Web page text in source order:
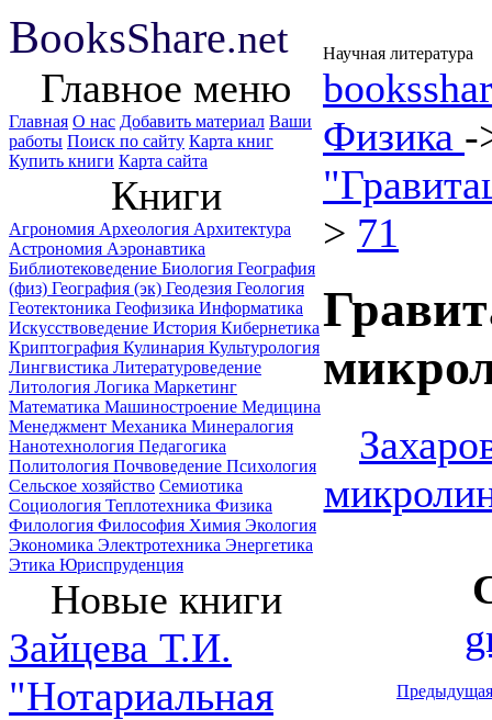
BooksShare.net Научная литература
Главное меню
Главная О нас Добавить материал Ваши
работы Поиск по сайту Карта книг
Купить книги Карта сайта
Книги
Агрономия Археология Архитектура
Астрономия Аэронавтика
Библиотековедение Биология География
(физ) География (эк) Геодезия Геология
Геотектоника Геофизика Информатика
Искусствоведение История Кибернетика
Криптография Кулинария Культурология
Лингвистика Литературоведение
Литология Логика Маркетинг
Математика Машиностроение Медицина
Менеджмент Механика Минералогия
Нанотехнология Педагогика
Политология Почвоведение Психология
Сельское хозяйство Семиотика
Социология Теплотехника Физика
Филология Философия Химия Экология
Экономика Электротехника Энергетика
Этика Юриспруденция
Новые книги
Зайцева Т.И.
"Нотариальная
Физика -
> 71
Предыдущая